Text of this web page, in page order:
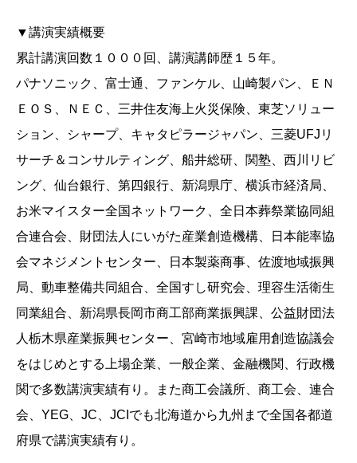
▼講演実績概要
累計講演回数１０００回、講演講師歴１５年。
パナソニック、富士通、ファンケル、山崎製パン、ＥＮ
ＥＯＳ、ＮＥＣ、三井住友海上火災保険、東芝ソリュー
ション、シャープ、キャタピラージャパン、三菱UFJリ
サーチ＆コンサルティング、船井総研、関塾、西川リビ
ング、仙台銀行、第四銀行、新潟県庁、横浜市経済局、
お米マイスター全国ネットワーク、全日本葬祭業協同組
合連合会、財団法人にいがた産業創造機構、日本能率協
会マネジメントセンター、日本製薬商事、佐渡地域振興
局、動車整備共同組合、全国すし研究会、理容生活衛生
同業組合、新潟県長岡市商工部商業振興課、公益財団法
人栃木県産業振興センター、宮崎市地域雇用創造協議会
をはじめとする上場企業、一般企業、金融機関、行政機
関で多数講演実績有り。また商工会議所、商工会、連合
会、YEG、JC、JCIでも北海道から九州まで全国各都道
府県で講演実績有り。